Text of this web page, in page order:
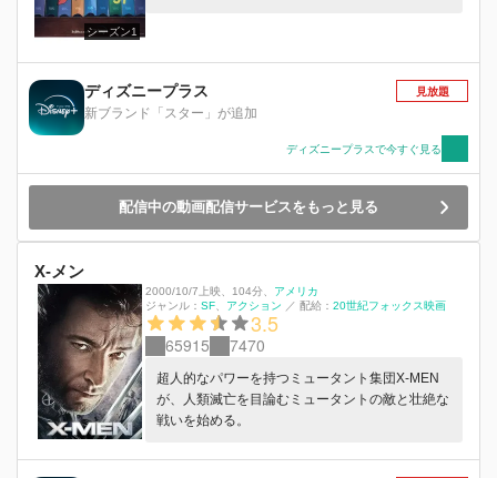
シーズン1
ディズニープラス
新ブランド「スター」が追加
見放題
ディズニープラスで今すぐ見る
配信中の動画配信サービスをもっと見る
X-メン
2000/10/7上映 104分
アメリカ
ジャンル： SF アクション ／ 配給： 20世紀フォックス映画
3.5
65915 7470
超人的なパワーを持つミュータント集団X-MEN
が、人類滅亡を目論むミュータントの敵と壮絶な
戦いを始める。